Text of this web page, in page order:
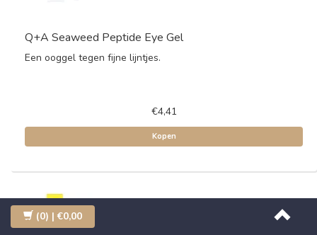
Q+A Seaweed Peptide Eye Gel
Een ooggel tegen fijne lijntjes.
€4,41
Kopen
(0) | €0,00